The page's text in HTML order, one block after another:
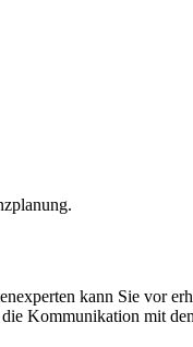
kann Sie vor
Kommunikation mit